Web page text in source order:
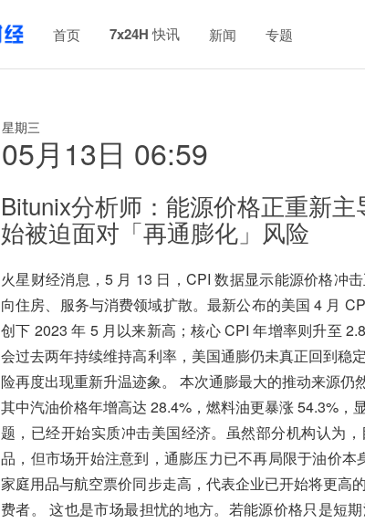
首页 7x24H 快讯 新闻 专题
星期三
05月13日 06:59
Bitunix分析师：能源价格正重新
始被迫面对「再通膨化」风险
火星财经消息，5 月 13 日，CPI 数据显示能源价格冲
向住房、服务与消费领域扩散。最新公布的美国 4 月
创下 2023 年 5 月以来新高；核心 CPI 年增率则升至
会过去两年持续维持高利率，美国通膨仍未真正回到稳
险再度出现重新升温迹象。 本次通膨最大的推动来源仍
其中汽油价格年增高达 28.4%，燃料油更暴涨 54.3%，
题，已经开始实质冲击美国经济。虽然部分机构认为
品，但市场开始注意到，通膨压力已不再局限于油价本
家庭用品与航空票价同步走高，代表企业已开始将更高
费者。 这也是市场最担忧的地方。若能源价格只是短